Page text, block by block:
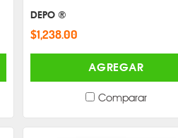
DEPO ®
$1,238.00
AGREGAR
Comparar